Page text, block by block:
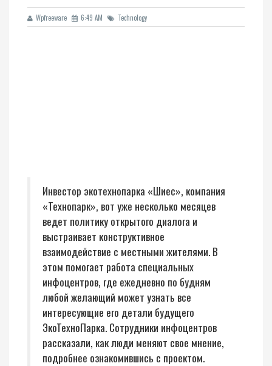
Wpfreeware 6:49 AM Technology
Инвестор экотехнопарка «Шиес», компания
«Технопарк», вот уже несколько месяцев
ведет политику открытого диалога и
выстраивает конструктивное
взаимодействие с местными жителями. В
этом помогает работа специальных
инфоцентров, где ежедневно по будням
любой желающий может узнать все
интересующие его детали будущего
ЭкоТехноПарка. Сотрудники инфоцентров
рассказали, как люди меняют свое мнение,
подробнее ознакомившись с проектом.